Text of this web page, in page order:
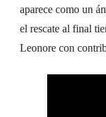
aparece como un
el rescate al final
Leonore con